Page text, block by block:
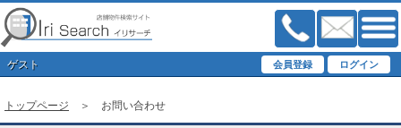
ゲスト
トップページ ＞ お問い合わせ